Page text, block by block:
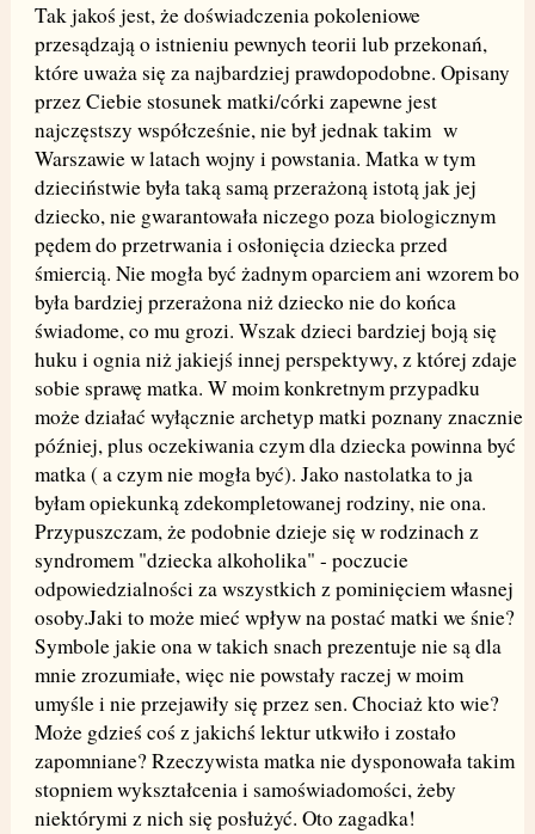
Tak jakoś jest, że doświadczenia pokoleniowe
przesądzają o istnieniu pewnych teorii lub przekonań,
które uważa się za najbardziej prawdopodobne. Opisany
przez Ciebie stosunek matki/córki zapewne jest
najczęstszy współcześnie, nie był jednak takim w
Warszawie w latach wojny i powstania. Matka w tym
dzieciństwie była taką samą przerażoną istotą jak jej
dziecko, nie gwarantowała niczego poza biologicznym
pędem do przetrwania i osłonięcia dziecka przed
śmiercią. Nie mogła być żadnym oparciem ani wzorem bo
była bardziej przerażona niż dziecko nie do końca
świadome, co mu grozi. Wszak dzieci bardziej boją się
huku i ognia niż jakiejś innej perspektywy, z której zdaje
sobie sprawę matka. W moim konkretnym przypadku
może działać wyłącznie archetyp matki poznany znacznie
później, plus oczekiwania czym dla dziecka powinna być
matka ( a czym nie mogła być). Jako nastolatka to ja
byłam opiekunką zdekompletowanej rodziny, nie ona.
Przypuszczam, że podobnie dzieje się w rodzinach z
syndromem "dziecka alkoholika" - poczucie
odpowiedzialności za wszystkich z pominięciem własnej
osoby.Jaki to może mieć wpływ na postać matki we śnie?
Symbole jakie ona w takich snach prezentuje nie są dla
mnie zrozumiałe, więc nie powstały raczej w moim
umyśle i nie przejawiły się przez sen. Chociaż kto wie?
Może gdzieś coś z jakichś lektur utkwiło i zostało
zapomniane? Rzeczywista matka nie dysponowała takim
stopniem wykształcenia i samoświadomości, żeby
niektórymi z nich się posłużyć. Oto zagadka!